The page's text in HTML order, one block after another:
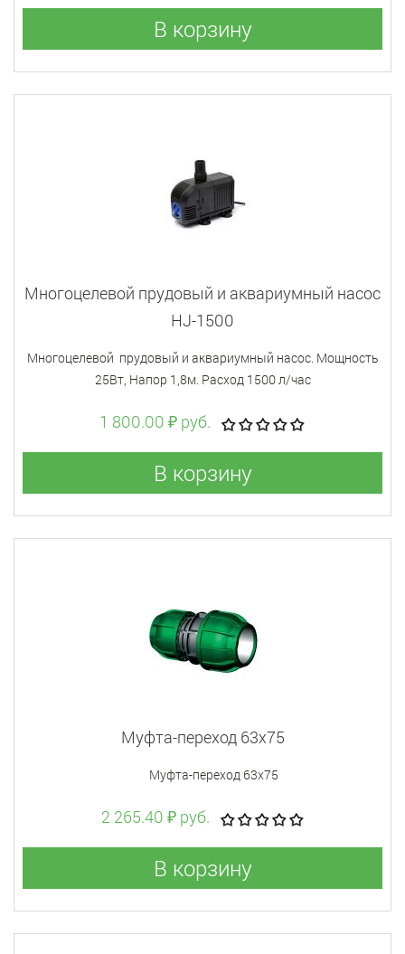
В корзину
Многоцелевой прудовый и аквариумный насос
HJ-1500
Многоцелевой прудовый и аквариумный насос. Мощность
25Вт, Напор 1,8м. Расход 1500 л/час
1 800.00 ₽ руб.
В корзину
Муфта-переход 63x75
Муфта-переход 63x75
2 265.40 ₽ руб.
В корзину